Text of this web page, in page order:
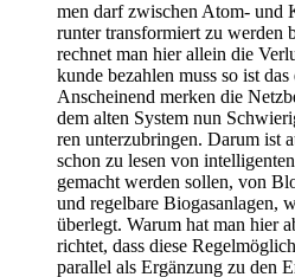
men darf zwi­schen Atom- und
run­ter trans­for­miert zu wer­den
rech­net man hier allein die
kun­de bezah­len muss so ist
Anschei­nend mer­ken die
dem alten Sys­tem nun
ren unter­zu­brin­gen. Dar­um ist
schon zu lesen von
gemacht wer­den sol­len, von
und regel­ba­re Bio­gas­an­la­gen,
über­legt. War­um hat man hier
rich­tet, dass die­se
par­al­lel als Ergän­zung zu den